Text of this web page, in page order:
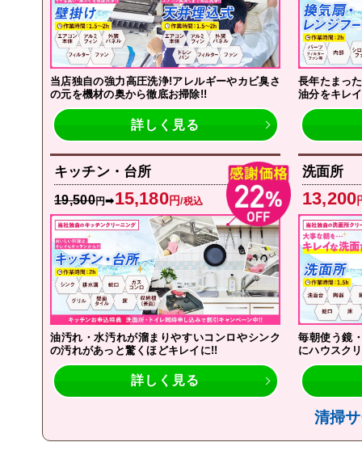
当店独自の強力高圧洗浄!アレルギーやカビ臭さ
の元を機材の奥から徹底お掃除!!
詳しく見る
長年たまっ
油分をキレ
キッチン・台所
19,500円➡15,180円/税込
油汚れ・水汚れが溜まりやすいコンロやシンク
の汚れがあっと驚くほどキレイに!!
詳しく見る
洗面所
13,200
毎朝使う鏡
にハウスク
清掃